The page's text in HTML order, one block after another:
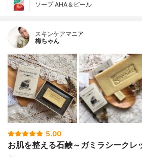
ソープ AHA＆ピール
スキンケアマニア
梅ちゃん
5.00
お肌を整える石鹸～ガミラシークレ